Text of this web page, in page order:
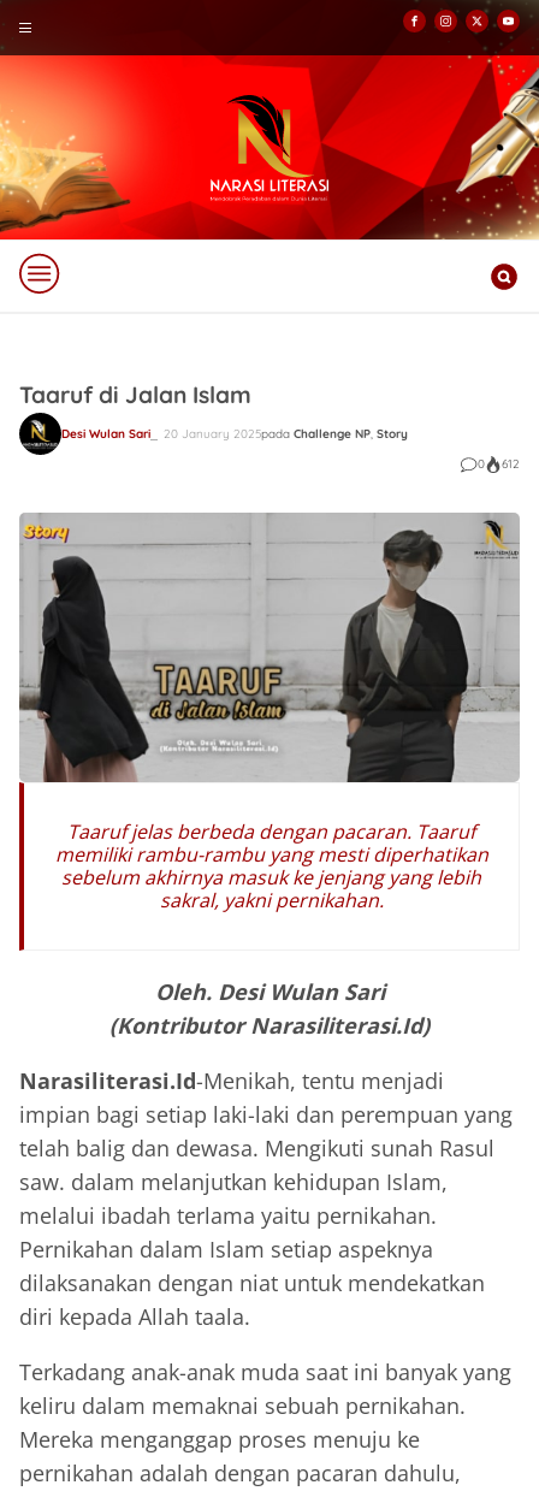
Taaruf di Jalan Islam
Desi Wulan Sari 20 January 2025pada Challenge NP Story
0
612
Taaruf jelas berbeda dengan pacaran. Taaruf
memiliki rambu-rambu yang mesti diperhatikan
sebelum akhirnya masuk ke jenjang yang lebih
sakral, yakni pernikahan.
Oleh. Desi Wulan Sari
(Kontributor Narasiliterasi.Id)
Narasiliterasi.Id-Menikah, tentu menjadi
impian bagi setiap laki-laki dan perempuan yang
telah balig dan dewasa. Mengikuti sunah Rasul
saw. dalam melanjutkan kehidupan Islam,
melalui ibadah terlama yaitu pernikahan.
Pernikahan dalam Islam setiap aspeknya
dilaksanakan dengan niat untuk mendekatkan
diri kepada Allah taala.
Terkadang anak-anak muda saat ini banyak yang
keliru dalam memaknai sebuah pernikahan.
Mereka menganggap proses menuju ke
pernikahan adalah dengan pacaran dahulu,